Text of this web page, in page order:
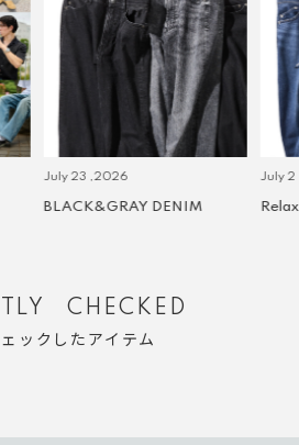
July 23 ,2026
BLACK&GRAY DENIM
July 2
Relax
CHECKED
ックしたアイテム